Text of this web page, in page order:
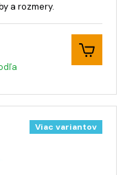
a rozmery.
Viac variantov